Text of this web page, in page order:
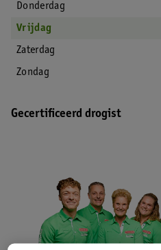
Donderdag
Vrijdag
Zaterdag
Zondag
Gecertificeerd drogist